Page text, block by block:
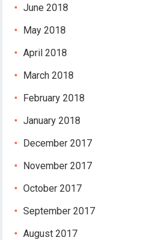
June 2018
May 2018
April 2018
March 2018
February 2018
January 2018
December 2017
November 2017
October 2017
September 2017
August 2017